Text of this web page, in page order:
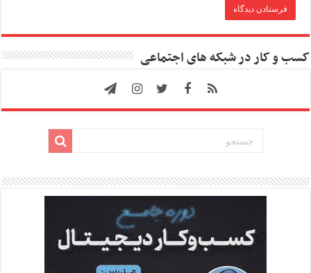
کسب و کار در شبکه های اجتماعی